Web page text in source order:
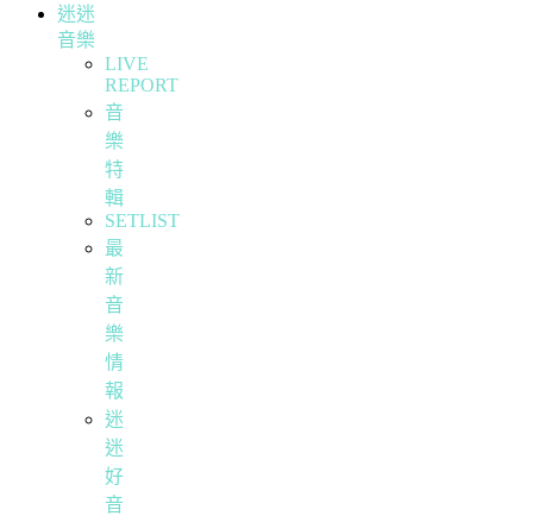
迷迷
音樂
LIVE
REPORT
音
樂
特
輯
SETLIST
最
新
音
樂
情
報
迷
迷
好
音